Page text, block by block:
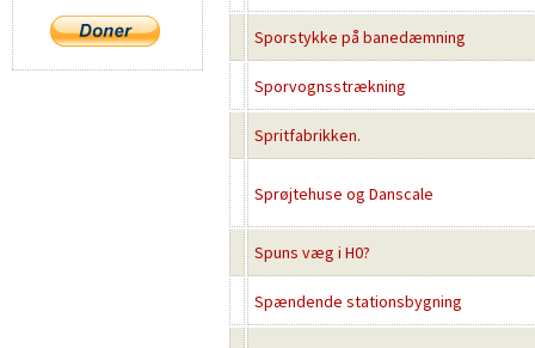
Sporstykke på banedæmning
Sporvognsstrækning
Spritfabrikken.
Sprøjtehuse og Danscale
Spuns væg i H0?
Spændende stationsbygning